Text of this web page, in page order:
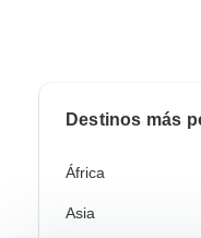
Destinos más
África
Asia